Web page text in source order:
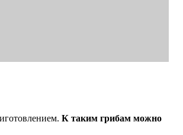
К таким грибам можно